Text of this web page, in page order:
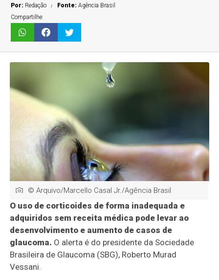
Por: Redação Fonte:Agência Brasil
Compartilhe:
© Arquivo/Marcello Casal Jr./Agência Brasil
O uso de corticoides de forma inadequada e
adquiridos sem receita médica pode levar ao
desenvolvimento e aumento de casos de
glaucoma. O alerta é do presidente da Sociedade
Brasileira de Glaucoma (SBG), Roberto Murad
Vessani.